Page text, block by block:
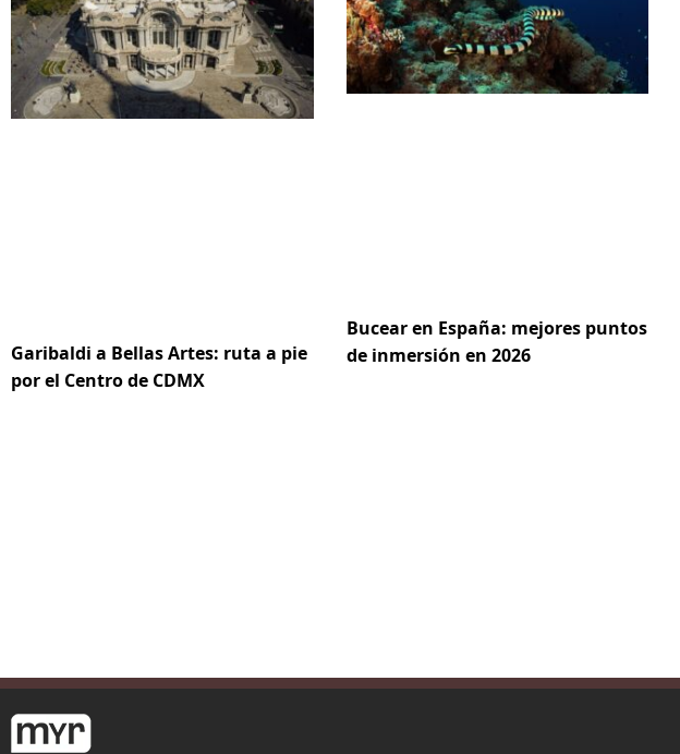
Garibaldi a Bellas Artes: ruta a pie
por el Centro de CDMX
Bucear en España: mejores puntos
de inmersión en 2026